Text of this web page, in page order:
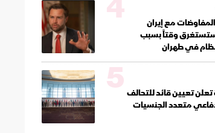
مع إيران
وقتاً بسبب
في طهران
تعيين قائد للتحالف
متعدد الجنسيات
5